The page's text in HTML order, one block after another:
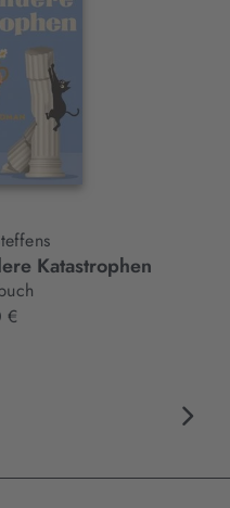
Katastrophen
€